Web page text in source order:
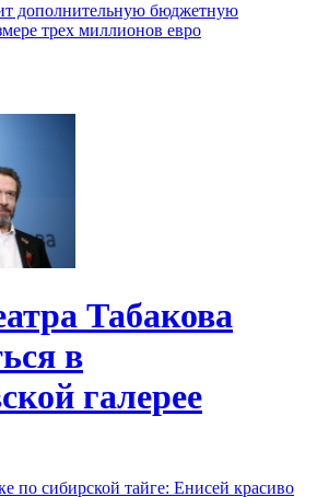
дополнительную бюджетную
трех миллионов евро
Табакова
в
галерее
по сибирской тайге: Енисей красиво